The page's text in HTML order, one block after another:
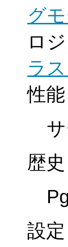
グ
ロ
ラ
性能
歴史
設定